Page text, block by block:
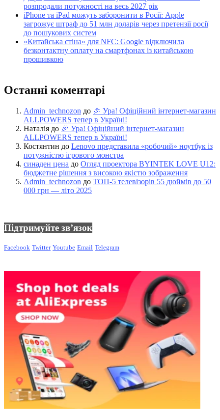
розпродали потужності на весь 2027 рік
iPhone та iPad можуть заборонити в Росії: Apple
загрожує штраф до 51 млн доларів через претензії росії
до пошукових систем
«Китайська стіна» для NFC: Google відключила
безконтактну оплату на смартфонах із китайською
прошивкою
Останні коментарі
Admin_technozon до 🎉 Ура! Офіційний інтернет-магазин
ALLPOWERS тепер в Україні!
Наталія до 🎉 Ура! Офіційний інтернет-магазин
ALLPOWERS тепер в Україні!
Костянтин до Lenovo представила «робочий» ноутбук із
потужністю ігрового монстра
синаден цена до Огляд проектора BYINTEK LOVE U12:
бюджетне рішення з високою якістю зображення
Admin_technozon до ТОП-5 телевізорів 55 дюймів до 50
000 грн — літо 2025
Підтримуйте зв’язок
Facebook Twitter Youtube Email Telegram